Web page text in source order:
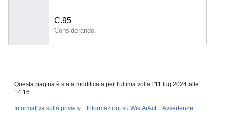
C.95
Considerando.
Questa pagina è stata modificata per l'ultima volta l'11 lug 2024 alle
14:16.
Informativa sulla privacy Informazioni su WikiAiAct Avvertenze